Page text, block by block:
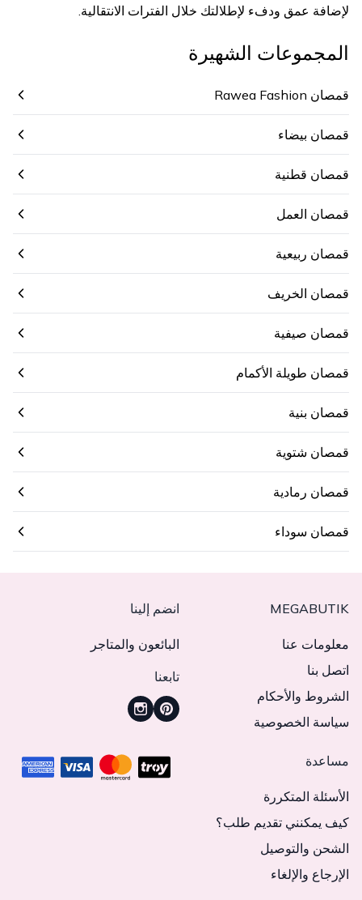
لإضافة عمق ودفء لإطلالتك خلال الفترات الانتقالية.
المجموعات الشهيرة
قمصان Rawea Fashion
قمصان بيضاء
قمصان قطنية
قمصان العمل
قمصان ربيعية
قمصان الخريف
قمصان صيفية
قمصان طويلة الأكمام
قمصان بنية
قمصان شتوية
قمصان رمادية
قمصان سوداء
MEGABUTIK
معلومات عنا
اتصل بنا
الشروط والأحكام
سياسة الخصوصية
انضم إلينا
البائعون والمتاجر
تابعنا
مساعدة
الأسئلة المتكررة
كيف يمكنني تقديم طلب؟
الشحن والتوصيل
الإرجاع والإلغاء